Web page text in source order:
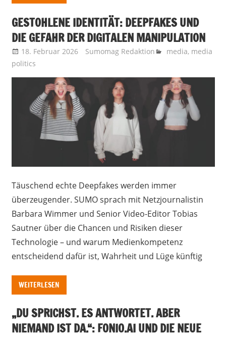
GESTOHLENE IDENTITÄT: DEEPFAKES UND
DIE GEFAHR DER DIGITALEN MANIPULATION
18. Februar 2026 Sumomag Redaktion media, media
politics
Täuschend echte Deepfakes werden immer
überzeugender. SUMO sprach mit Netzjournalistin
Barbara Wimmer und Senior Video-Editor Tobias
Sautner über die Chancen und Risiken dieser
Technologie – und warum Medienkompetenz
entscheidend dafür ist, Wahrheit und Lüge künftig
WEITERLESEN
„DU SPRICHST. ES ANTWORTET. ABER
NIEMAND IST DA.“: FONIO.AI UND DIE NEUE